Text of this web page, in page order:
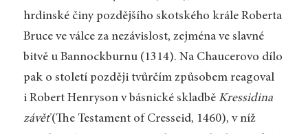
hrdinské činy pozdějšího skotského krále Roberta
Bruce ve válce za nezávislost, zejména ve slavné
bitvě u Bannockburnu (1314). Na Chaucerovo dílo
pak o století později tvůrčím způsobem reagoval
i Robert Henryson v básnické skladbě Kressidina
závěť(The Testament of Cresseid, 1460), v níž